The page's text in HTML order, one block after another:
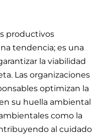
productivos
tendencia; es una
la viabilidad
Las organizaciones
optimizan la
su huella ambiental
como la
al cuidado